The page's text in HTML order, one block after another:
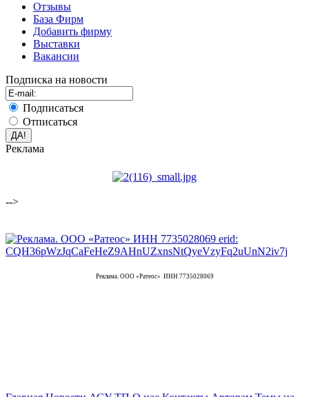
Отзывы
База Фирм
Добавить фирму
Выставки
Вакансии
Подписка на новости
Подписаться
Отписаться
Реклама
-->
Реклама. ООО «Ратеос» ИНН 7735028069